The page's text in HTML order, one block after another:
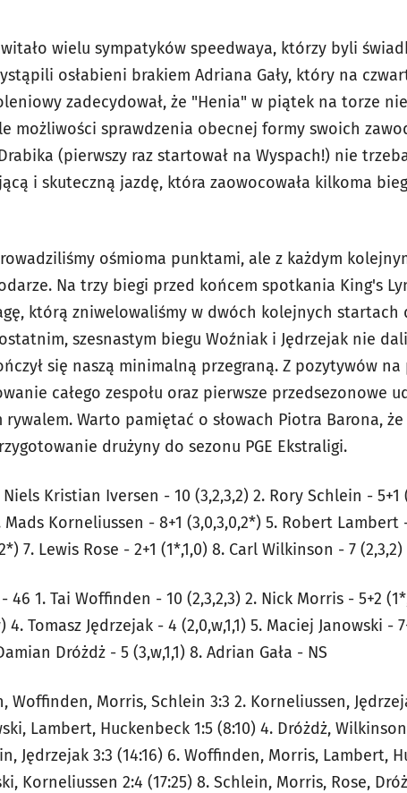
wielu sympatyków speedwaya, którzy byli
osłabieni brakiem Adriana Gały, który na
zadecydował, że "Henia" w piątek na torze
możliwości sprawdzenia obecnej formy swoich
(pierwszy raz startował na Wyspach!) nie
i skuteczną jazdę, która zaowocowała kilkoma
ośmioma punktami, ale z każdym
Na trzy biegi przed końcem spotkania King's
którą zniwelowaliśmy w dwóch kolejnych startach
szesnastym biegu Woźniak i Jędrzejak nie
się naszą minimalną przegraną. Z pozytywów
całego zespołu oraz pierwsze przedsezonowe
rywalem. Warto pamiętać o słowach Piotra Barona,
drużyny do sezonu PGE Ekstraligi.
Kristian Iversen - 10 (3,2,3,2) 2. Rory Schlein - 5+1
Mads Korneliussen - 8+1 (3,0,3,0,2*) 5. Robert Lambert
7. Lewis Rose - 2+1 (1*,1,0) 8. Carl Wilkinson - 7 (2,3,2)
46 1. Tai Woffinden - 10 (2,3,2,3) 2. Nick Morris - 5+2
4. Tomasz Jędrzejak - 4 (2,0,w,1,1) 5. Maciej Janowski -
Dróżdż - 5 (3,w,1,1) 8. Adrian Gała - NS
Woffinden, Morris, Schlein 3:3 2. Korneliussen,
Lambert, Huckenbeck 1:5 (8:10) 4. Dróżdż,
Jędrzejak 3:3 (14:16) 6. Woffinden, Morris, Lambert,
Korneliussen 2:4 (17:25) 8. Schlein, Morris, Rose,